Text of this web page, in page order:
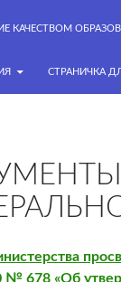
КАЧЕСТВОМ
СТРАНИЧКА
№ 678 «Об